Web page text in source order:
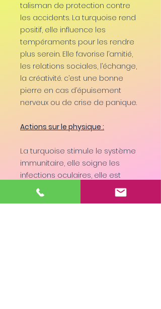
talisman de protection contre
les accidents. La turquoise rend
positif, elle influence les
tempéraments pour les rendre
plus serein. Elle favorise l’amitié,
les relations sociales, l’échange,
la créativité. c’est une bonne
pierre en cas d’épuisement
nerveux ou de crise de panique.
Actions sur le physique :
La turquoise stimule le système
immunitaire, elle soigne les
infections oculaires, elle est
désintoxiquante, elle pourrai être
utilisé pour contrer les effets